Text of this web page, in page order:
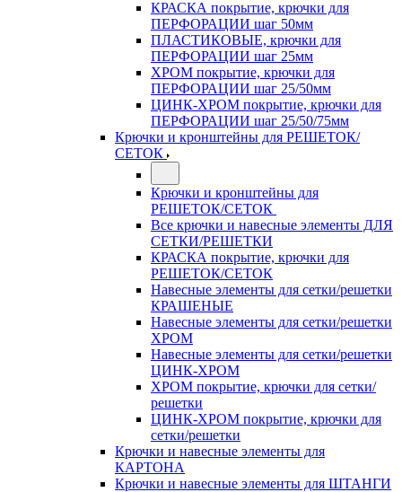
КРАСКА покрытие, крючки для
ПЕРФОРАЦИИ шаг 50мм
ПЛАСТИКОВЫЕ, крючки для
ПЕРФОРАЦИИ шаг 25мм
ХРОМ покрытие, крючки для
ПЕРФОРАЦИИ шаг 25/50мм
ЦИНК-ХРОМ покрытие, крючки для
ПЕРФОРАЦИИ шаг 25/50/75мм
Крючки и кронштейны для РЕШЕТОК/
СЕТОК
Крючки и кронштейны для
РЕШЕТОК/СЕТОК
Все крючки и навесные элементы ДЛЯ
СЕТКИ/РЕШЕТКИ
КРАСКА покрытие, крючки для
РЕШЕТОК/СЕТОК
Навесные элементы для сетки/решетки
КРАШЕНЫЕ
Навесные элементы для сетки/решетки
ХРОМ
Навесные элементы для сетки/решетки
ЦИНК-ХРОМ
ХРОМ покрытие, крючки для сетки/
решетки
ЦИНК-ХРОМ покрытие, крючки для
сетки/решетки
Крючки и навесные элементы для
КАРТОНА
Крючки и навесные элементы для ШТАНГИ